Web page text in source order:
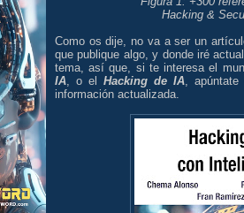
Hacking &
Como os dije, no va a ser un
que publique algo, y donde iré
tema, así que, si te interesa el
IA , o el Hacking de IA ,
información actualizada.